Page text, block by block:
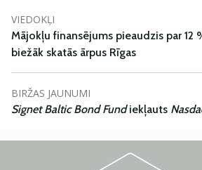
VIEDOKĻI
Mājokļu finansējums pieaudzis par 12
biežāk skatās ārpus Rīgas
BIRŽAS JAUNUMI
Signet Baltic Bond Fundiekļauts